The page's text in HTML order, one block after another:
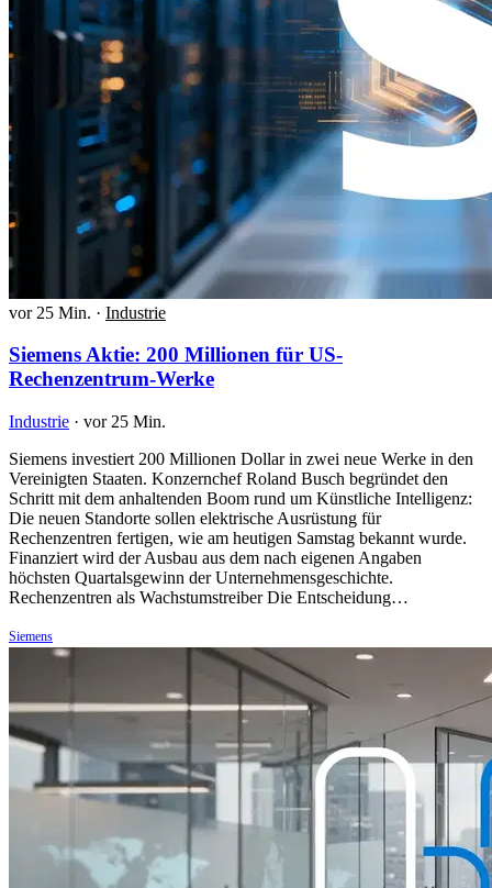
vor 25 Min. · Industrie
Siemens Aktie: 200 Millionen für US-
Rechenzentrum-Werke
Industrie · vor 25 Min.
Siemens investiert 200 Millionen Dollar in zwei neue Werke in den
Vereinigten Staaten. Konzernchef Roland Busch begründet den
Schritt mit dem anhaltenden Boom rund um Künstliche Intelligenz:
Die neuen Standorte sollen elektrische Ausrüstung für
Rechenzentren fertigen, wie am heutigen Samstag bekannt wurde.
Finanziert wird der Ausbau aus dem nach eigenen Angaben
höchsten Quartalsgewinn der Unternehmensgeschichte.
Rechenzentren als Wachstumstreiber Die Entscheidung…
Siemens